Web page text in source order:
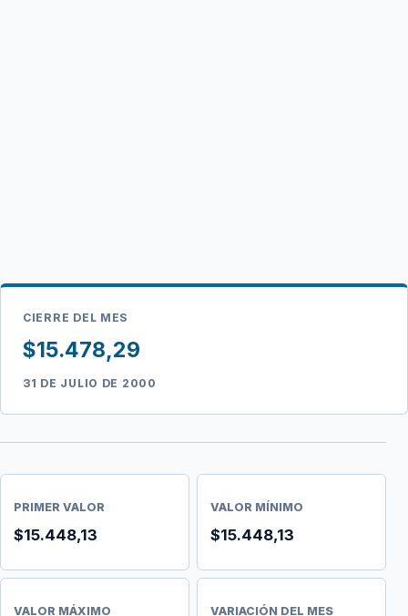
CIERRE DEL MES
$15.478,29
31 DE JULIO DE 2000
PRIMER VALOR
$15.448,13
VALOR MÍNIMO
$15.448,13
VALOR MÁXIMO VARIACIÓN DEL MES